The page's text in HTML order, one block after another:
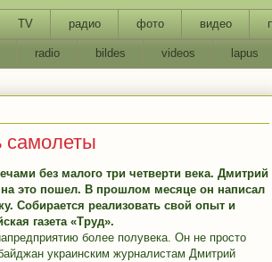
TV радио фото видео
radio bildes videos lapus
самолеты
без малого три четверти века. Дмитрий
это пошел. В прошлом месяце он написал
Собирается реализовать свой опыт и
газета «Труд».
более полувека. Он не просто
украинским журналистам Дмитрий